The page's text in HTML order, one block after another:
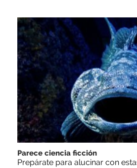
Parece ciencia ficción
Prepárate para alucinar con